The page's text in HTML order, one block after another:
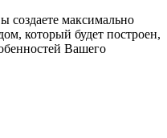
создаете максимально
который будет построен,
Вашего